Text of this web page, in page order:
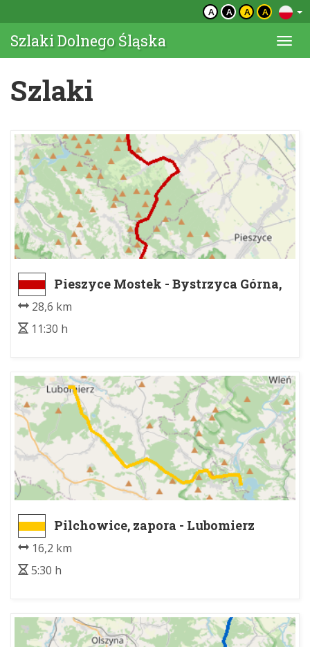
A A A A
Szlaki Dolnego Śląska
Szlaki
Pieszyce Mostek - Bystrzyca Górna,
28,6 km
11:30 h
Pilchowice, zapora - Lubomierz
16,2 km
5:30 h